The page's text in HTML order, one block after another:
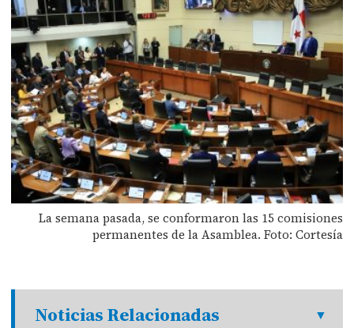
La semana pasada, se conformaron las 15 comisiones
permanentes de la Asamblea. Foto: Cortesía
Noticias Relacionadas